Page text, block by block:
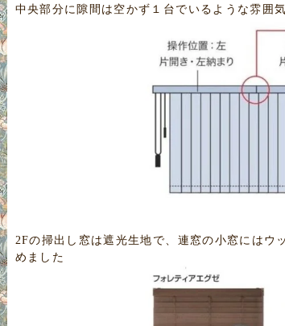
中央部分に隙間は空かず１台でいるような雰囲
2Fの掃出し窓は遮光生地で、連窓の小窓にはウ
めました